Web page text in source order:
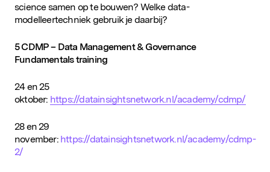
science samen op te bouwen? Welke data-
modelleertechniek gebruik je daarbij?
5 CDMP – Data Management & Governance
Fundamentals training
24 en 25
oktober: https://datainsightsnetwork.nl/academy/cdmp/
28 en 29
november: https://datainsightsnetwork.nl/academy/cdmp-
2/